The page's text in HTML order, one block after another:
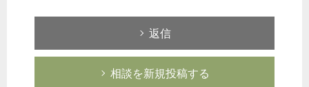
返信
相談を新規投稿する